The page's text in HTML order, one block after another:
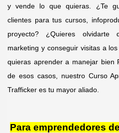
y vende lo que quieras. ¿Te
clientes para tus cursos,
proyecto? ¿Quieres olvidarte
marketing y conseguir visitas a
quieras aprender a manejar bien
de esos casos, nuestro Curso
Trafficker es tu mayor aliado.
Para emprendedores